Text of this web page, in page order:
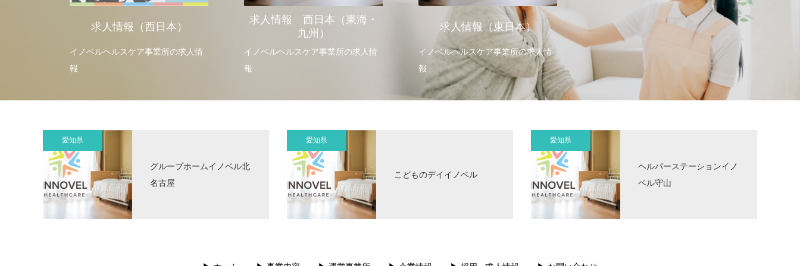
求人情報（西日本）
イノベルヘルスケア事業所の求人情
報
求人情報 西日本（東海・
九州）
イノベルヘルスケア事業所の求人情
報
求人情報（東日本）
イノベルヘルスケア事業所の求人情
報
愛知県
グループホームイノベル北
名古屋
愛知県
こどものデイイノベル
愛知県
ヘルパーステーションイノ
ベル守山